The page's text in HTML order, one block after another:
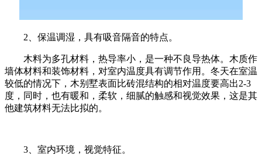
2、保温调湿，具有吸音隔音的特点。
木料为多孔材料，热导率小，是一种不良导热体。木质作
墙体材料和装饰材料，对室内温度具有调节作用。冬天在室温
较低的情况下，木别墅表面比砖混结构的相对温度要高出2-3
度，同时，也有暖和，柔软，细腻的触感和视觉效果，这是其
他建筑材料无法比拟的。
3、室内环境，视觉特征。